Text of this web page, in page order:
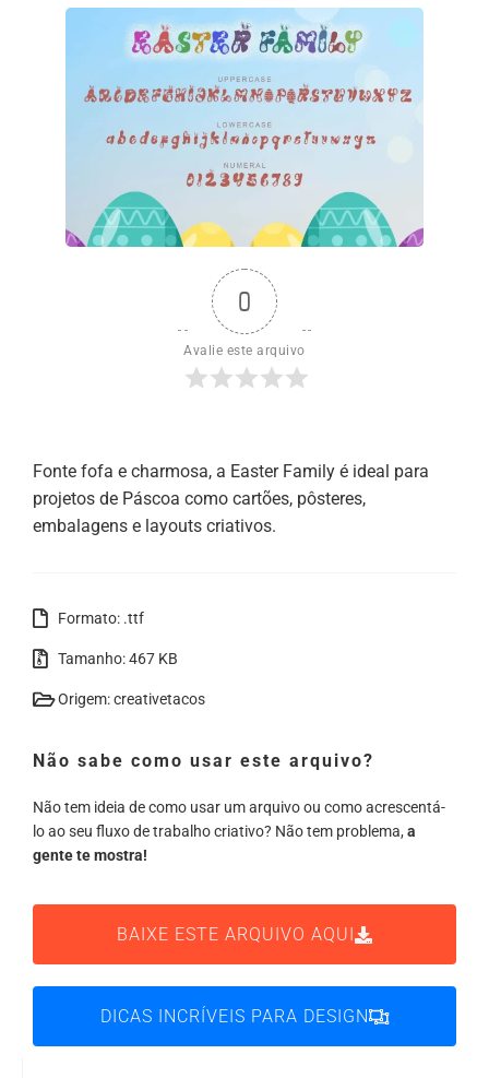
0
Avalie este arquivo
Fonte fofa e charmosa, a Easter Family é ideal para
projetos de Páscoa como cartões, pôsteres,
embalagens e layouts criativos.
Formato: .ttf
Tamanho: 467 KB
Origem: creativetacos
Não sabe como usar este arquivo?
Não tem ideia de como usar um arquivo ou como acrescentá-
lo ao seu fluxo de trabalho criativo? Não tem problema, a
gente te mostra!
BAIXE ESTE ARQUIVO AQUI
DICAS INCRÍVEIS PARA DESIGN